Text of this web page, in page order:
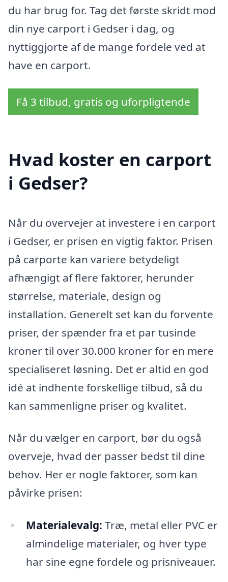
du har brug for. Tag det første skridt mod
din nye carport i Gedser i dag, og
nyttiggjorte af de mange fordele ved at
have en carport.
Få 3 tilbud, gratis og uforpligtende
Hvad koster en carport
i Gedser?
Når du overvejer at investere i en carport
i Gedser, er prisen en vigtig faktor. Prisen
på carporte kan variere betydeligt
afhængigt af flere faktorer, herunder
størrelse, materiale, design og
installation. Generelt set kan du forvente
priser, der spænder fra et par tusinde
kroner til over 30.000 kroner for en mere
specialiseret løsning. Det er altid en god
idé at indhente forskellige tilbud, så du
kan sammenligne priser og kvalitet.
Når du vælger en carport, bør du også
overveje, hvad der passer bedst til dine
behov. Her er nogle faktorer, som kan
påvirke prisen:
Materialevalg: Træ, metal eller PVC er
almindelige materialer, og hver type
har sine egne fordele og prisniveauer.